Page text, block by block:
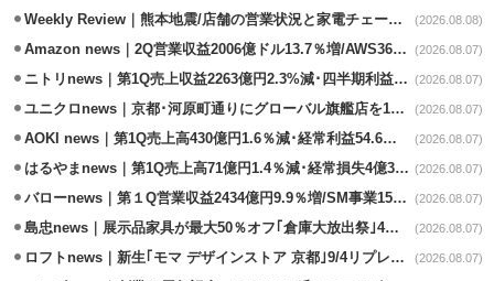
Weekly Review｜熊本地震/店舗の営業状況と家電チェーンの支援策 (2026.08.08)
Amazon news｜2Q営業収益2006億ドル13.7％増/AWS36.8％％増が貢献 (2026.08.07)
ニトリnews｜第1Q売上収益2263億円2.3%減･四半期利益1.4％減 (2026.08.07)
ユニクロnews｜京都･河原町通りにグローバル旗艦店を11/6開設 (2026.08.07)
AOKI news｜第1Q売上高430億円1.6％減･経常利益54.6％減 (2026.08.07)
はるやまnews｜第1Q売上高71億円1.4％減･経常損失4億3800万円 (2026.08.07)
バローnews｜第１Q営業収益2434億円9.9％増/SM事業15.5％増と絶好調 (2026.08.07)
島忠news｜展示品家具が最大50％オフ｢倉庫大放出祭｣4店舗限定で開催 (2026.08.07)
ロフトnews｜新生｢モマ デザインストア 京都｣9/4リプレイスオープン (2026.08.07)